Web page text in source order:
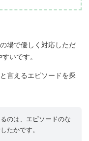
場で優しく対応しただ
いです。
言えるエピソードを探
のは、エピソードのな
たかです。